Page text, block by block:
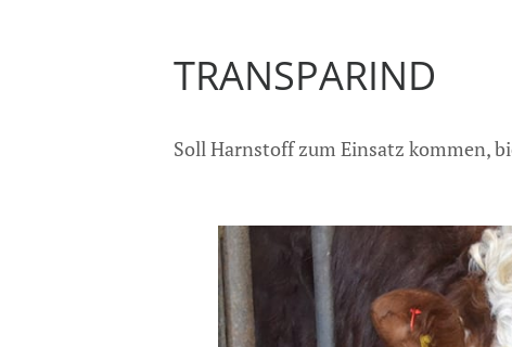
TRANSPARIND
Soll Harnstoff zum Einsatz kommen,